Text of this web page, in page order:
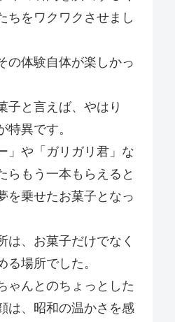
ちをワクワクさせまし
の体験自体が楽しかっ
子と言えば、やはり
特異です。
」や「ガリガリ君」な
らもう一本もらえると
を乗せたお菓子となっ
は、お菓子だけでなく
る場所でした。
ゃんとのちょっとした
は、昭和の温かさを感